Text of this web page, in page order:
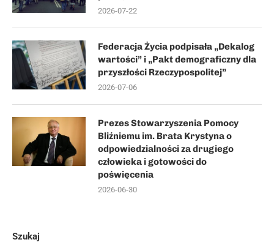
2026-07-22
Federacja Życia podpisała „Dekalog
wartości” i „Pakt demograficzny dla
przyszłości Rzeczypospolitej”
2026-07-06
Prezes Stowarzyszenia Pomocy
Bliźniemu im. Brata Krystyna o
odpowiedzialności za drugiego
człowieka i gotowości do
poświęcenia
2026-06-30
Szukaj